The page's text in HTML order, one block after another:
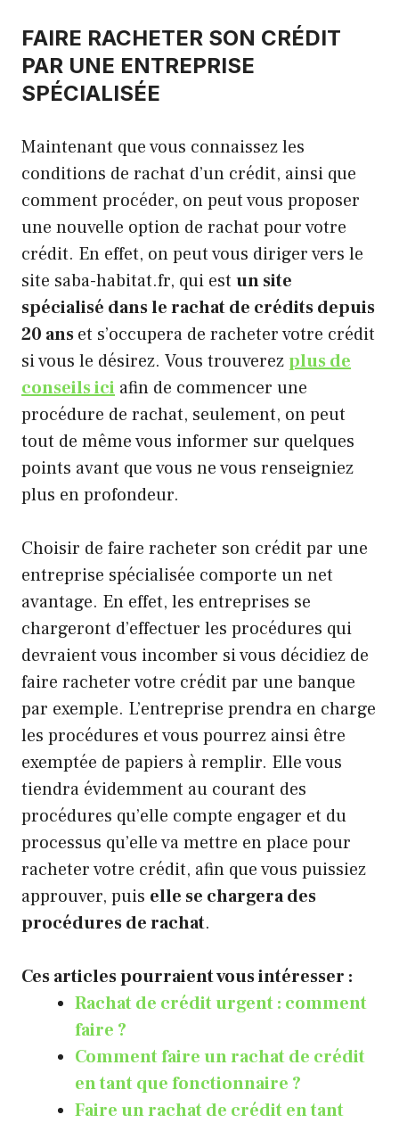
FAIRE RACHETER SON CRÉDIT
PAR UNE ENTREPRISE
SPÉCIALISÉE
Maintenant que vous connaissez les
conditions de rachat d’un crédit, ainsi que
comment procéder, on peut vous proposer
une nouvelle option de rachat pour votre
crédit. En effet, on peut vous diriger vers le
site saba-habitat.fr, qui est un site
spécialisé dans le rachat de crédits depuis
20 anset s’occupera de racheter votre crédit
si vous le désirez. Vous trouverez plus de
conseils ici afin de commencer une
procédure de rachat, seulement, on peut
tout de même vous informer sur quelques
points avant que vous ne vous renseigniez
plus en profondeur.
Choisir de faire racheter son crédit par une
entreprise spécialisée comporte un net
avantage. En effet, les entreprises se
chargeront d’effectuer les procédures qui
devraient vous incomber si vous décidiez de
faire racheter votre crédit par une banque
par exemple. L’entreprise prendra en charge
les procédures et vous pourrez ainsi être
exemptée de papiers à remplir. Elle vous
tiendra évidemment au courant des
procédures qu’elle compte engager et du
processus qu’elle va mettre en place pour
racheter votre crédit, afin que vous puissiez
approuver, puis elle se chargera des
procédures de rachat.
Ces articles pourraient vous intéresser :
Rachat de crédit urgent : comment
faire ?
Comment faire un rachat de crédit
en tant que fonctionnaire ?
Faire un rachat de crédit en tant